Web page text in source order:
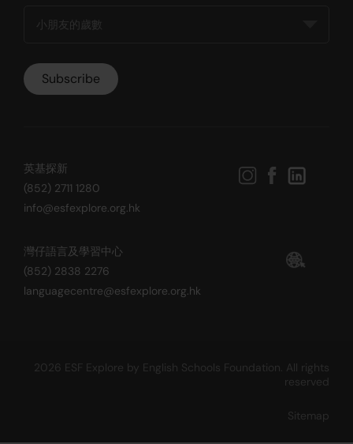
英基探新
(852) 2711 1280
info@esfexplore.org.hk
灣仔語言及學習中心
(852) 2838 2276
languagecentre@esfexplore.org.hk
2026 ESF Explore by English Schools Foundation. All rights
reserved
Sitemap